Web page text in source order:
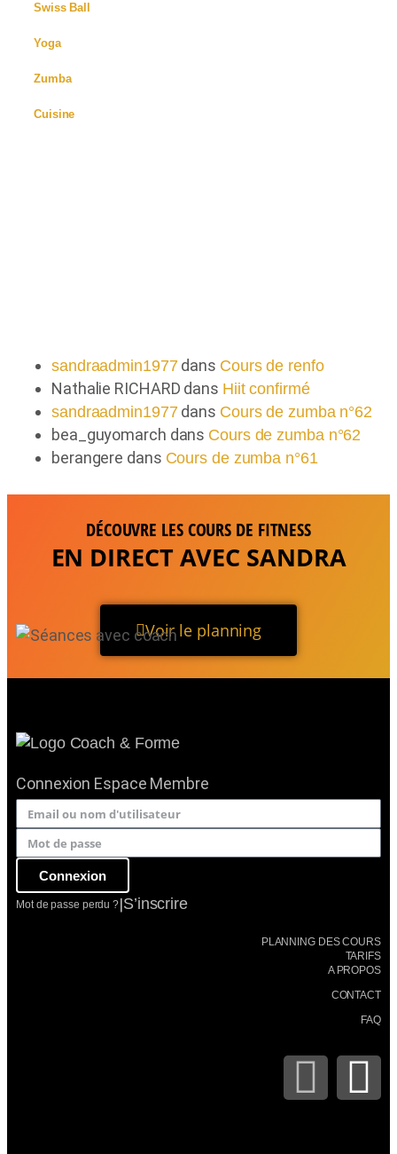
Swiss Ball
Yoga
Zumba
Cuisine
sandraadmin1977dans Cours de renfo
Nathalie RICHARD dans Hiit confirmé
sandraadmin1977dans Cours de zumba n°62
bea_guyomarch dans Cours de zumba n°62
berangere dans Cours de zumba n°61
DÉCOUVRE LES COURS DE FITNESS
EN DIRECT AVEC SANDRA
Voir le planning
Connexion Espace Membre
Connexion
Mot de passe perdu ?|S’inscrire
PLANNING DES COURS
TARIFS
A PROPOS
CONTACT
FAQ